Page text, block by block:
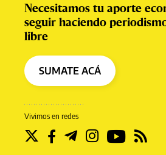
Vivimos en redes
Necesitamos tu aporte
seguir haciendo
libre
SUMATE ACÁ